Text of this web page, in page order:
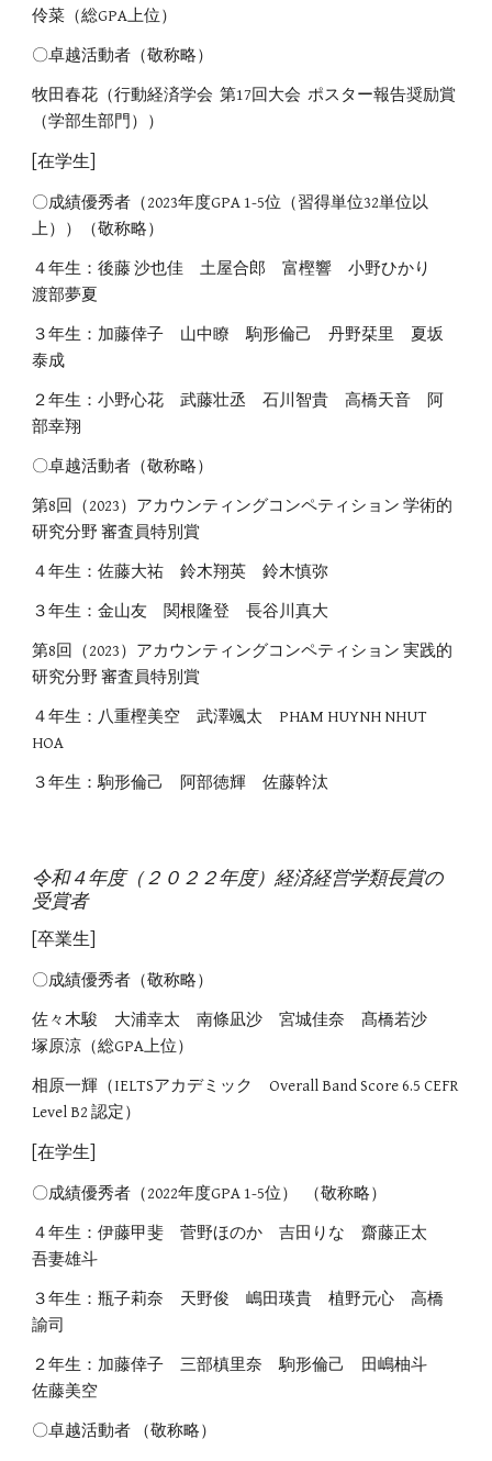
伶菜 （総GPA上位）
〇卓越活動者 （敬称略）
牧田春花 （行動経済学会 第17回大会 ポスター報告奨励賞
（学部生部門））
[在学生]
〇成績優秀者（2023年度GPA 1-5位（習得単位32単位以
上））
（敬称略）
４年生：後藤 沙也佳 土屋合郎 富樫響 小野ひかり
渡部夢夏
３年生： 加藤倖子 山中瞭 駒形倫己 丹野栞里 夏坂
泰成
２年生：小野心花 武藤壮丞 石川智貴 高橋天音 阿
部幸翔
〇卓越活動者 （敬称略）
第8回（2023）アカウンティングコンペティション 学術的
研究分野 審査員特別賞
４年生：佐藤大祐 鈴木翔英 鈴木慎弥
３年生：金山友 関根隆登 長谷川真大
第8回（2023）アカウンティングコンペティション 実践的
研究分野 審査員特別賞
４年生： 八重樫美空 武澤颯太 PHAM HUYNH NHUT
HOA
３年生：駒形倫己 阿部徳輝 佐藤幹汰
令和４年度（２０２２年度）経済経営学類長賞の
受賞者
[卒業生]
〇成績優秀者（敬称略）
佐々木駿 大浦幸太 南條凪沙 宮城佳奈 髙橋若沙
塚原涼（総GPA上位）
相原一輝（IELTSアカデミック Overall Band Score 6.5 CEFR
Level B2 認定）
[在学生]
〇成績優秀者（2022年度GPA 1-5位） （敬称略）
４年生 ：伊藤甲斐 菅野ほのか 吉田りな 齋藤正太
吾妻雄斗
３年生 ：瓶子莉奈 天野俊 嶋田瑛貴 植野元心 高橋
諭司
２年生 ： 加藤倖子 三部槙里奈 駒形倫己 田嶋柚斗
佐藤美空
〇卓越活動者 （敬称略）